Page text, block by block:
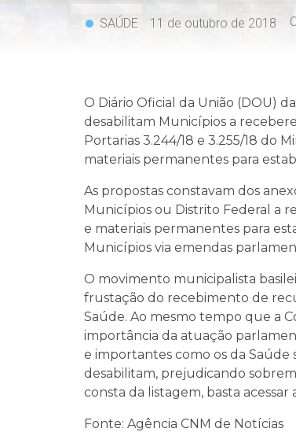
SAÚDE 11 de outubro de 2018
O Diário Oficial da União (DOU)
desabilitam Municípios a
Portarias 3.244/18 e 3.255/18 do
materiais permanentes para
As propostas constavam dos
Municípios ou Distrito Federal a
e materiais permanentes para
Municípios via emendas
O movimento municipalista
frustação do recebimento de
Saúde. Ao mesmo tempo que a
importância da atuação
e importantes como os da Saúde
desabilitam, prejudicando
consta da listagem, basta
Fonte: Agência CNM de Notícias